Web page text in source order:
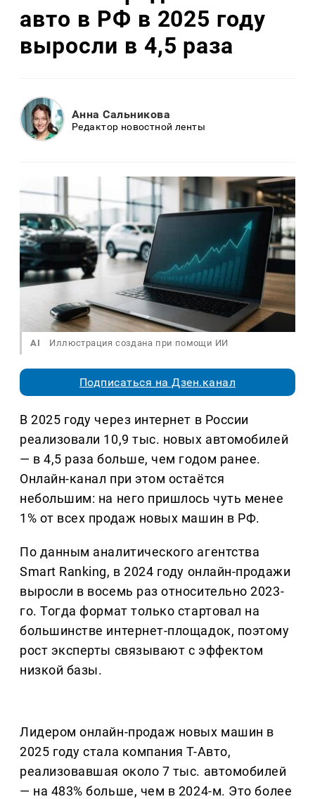
авто в РФ в 2025 году
выросли в 4,5 раза
Анна Сальникова
Редактор новостной ленты
AI Иллюстрация создана при помощи ИИ
Подписаться на Дзен.канал
В 2025 году через интернет в России
реализовали 10,9 тыс. новых автомобилей
— в 4,5 раза больше, чем годом ранее.
Онлайн-канал при этом остаётся
небольшим: на него пришлось чуть менее
1% от всех продаж новых машин в РФ.
По данным аналитического агентства
Smart Ranking, в 2024 году онлайн-продажи
выросли в восемь раз относительно 2023-
го. Тогда формат только стартовал на
большинстве интернет-площадок, поэтому
рост эксперты связывают с эффектом
низкой базы.
Лидером онлайн-продаж новых машин в
2025 году стала компания Т-Авто,
реализовавшая около 7 тыс. автомобилей
— на 483% больше, чем в 2024-м. Это более